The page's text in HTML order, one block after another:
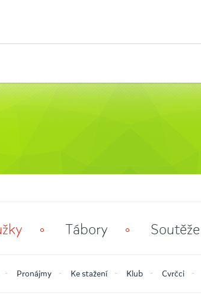
Tábory Soutěže
Pronájmy Ke stažení Klub Cvrčci